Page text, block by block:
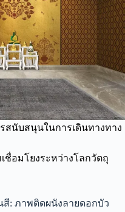
สนับสนุนในการเดินทางทาง
ชื่อมโยงระหว่างโลกวัตถุ
: ภาพติดผนังลายดอกบัว